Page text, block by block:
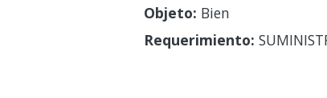
Objeto: Bien
Requerimiento: